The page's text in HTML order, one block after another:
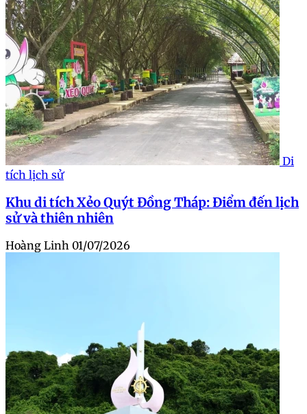
Di
tích lịch sử
Khu di tích Xẻo Quýt Đồng Tháp: Điểm đến lịch
sử và thiên nhiên
Hoàng Linh 01/07/2026